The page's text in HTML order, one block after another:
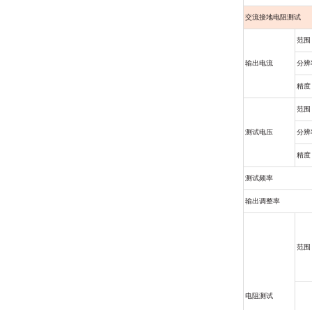
交流接地电阻测试
输出电流
范围
分辨
精度
测试电压
范围
分辨
精度
测试频率
输出调整率
电阻测试
范围